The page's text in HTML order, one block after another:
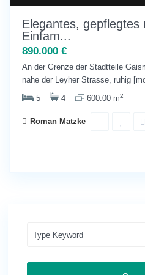
Elegantes, gepflegtes
Einfam...
890.000 €
An der Grenze der Stadtteile
nahe der Leyher Strasse, ruhig
5
4 600.00 m2
Roman Matzke